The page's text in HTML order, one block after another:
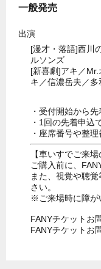
一般発売
出演
[漫才・落語]西川
ルソンズ
[新喜劇]アキ／
キ／信濃岳夫／
・受付開始から
・1回の先着申込
・座席番号や整
【車いすでご来場
ご購入前に、
また、視覚や聴
さい。
※ご来場時に障が
FANYチケットお
FANYチケットお